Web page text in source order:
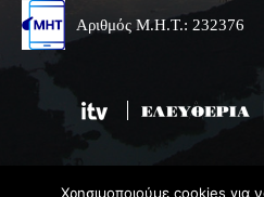
Αριθμός Μ.Η.Τ.: 232376
Χρησιμοποιούμε cookies για